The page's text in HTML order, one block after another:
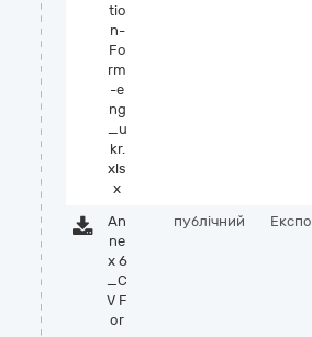
tio
n-
Fo
rm
-e
ng
_u
kr.
xls
x
An
ne
x 6
_C
V F
or
публічний